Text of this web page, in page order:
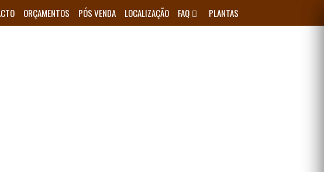
ORÇAMENTOS PÓS VENDA LOCALIZAÇÃO FAQ PLANTAS